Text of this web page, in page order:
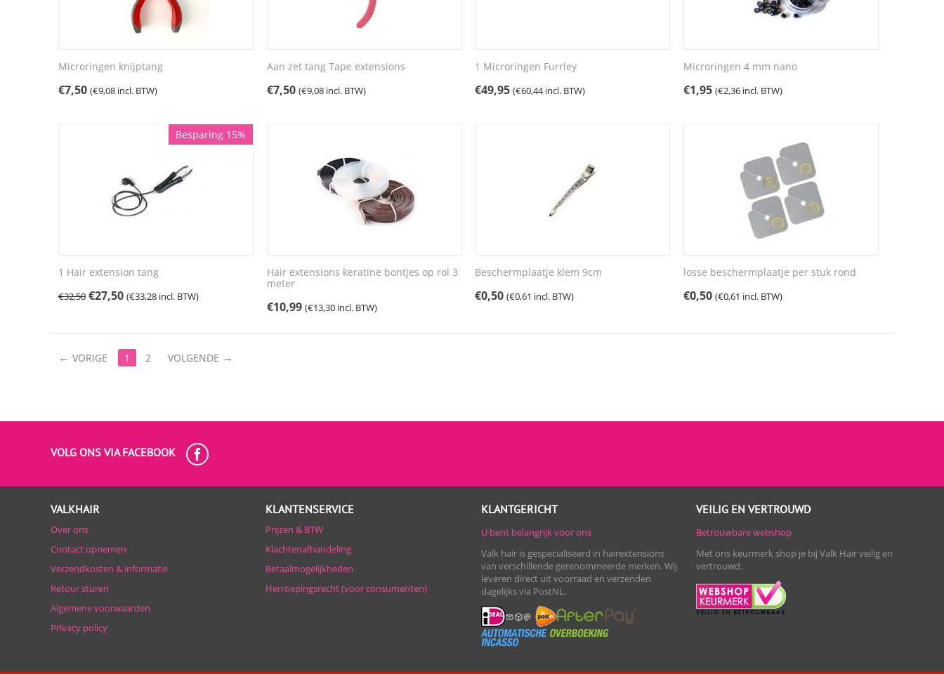
Microringen knijptang
€7,50 (€9,08 incl. BTW)
Aan zet tang Tape extensions
€7,50 (€9,08incl. BTW)
1 Microringen Furrley
€49,95 (€60,44incl. BTW)
Microringen 4 mm nano
€1,95 (€2,36incl. BTW)
Besparing 15%
1 Hair extension tang
€32,50 €27,50 (€33,28 incl. BTW)
Hair extensions keratine bontjes op rol 3
meter
€10,99 (€13,30incl. BTW)
Beschermplaatje klem 9cm
€0,50 (€0,61 incl. BTW)
losse beschermplaatje per stuk rond
€0,50 (€0,61 incl. BTW)
VORIGE 1 2 VOLGENDE
VOLG ONS VIA FACEBOOK
VALKHAIR
Over ons
Contact opnemen
Verzendkosten & informatie
Retour sturen
Algemene voorwaarden
Privacy policy
KLANTENSERVICE
Prijzen & BTW
Klachtenafhandeling
Betaalmogelijkheden
Herroepingsrecht (voor consumenten)
KLANTGERICHT
U bent belangrijk voor ons
Valk hair is gespecialiseerd in hairextensions
van verschillende gerenommeerde merken. Wij
leveren direct uit voorraad en verzenden
dagelijks via PostNL.
VEILIG EN VERTROUWD
Betrouwbare webshop
Met ons keurmerk shop je bij Valk Hair veilig en
vertrouwd.